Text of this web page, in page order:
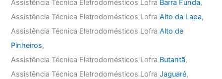
Assistência Técnica Eletrodomésticos Lofra Barra Funda,
Assistência Técnica Eletrodomésticos LofraAlto da Lapa,
Assistência Técnica Eletrodomésticos LofraAlto de
Pinheiros,
Assistência Técnica Eletrodomésticos Lofra Butantã,
Assistência Técnica Eletrodomésticos LofraJaguaré,